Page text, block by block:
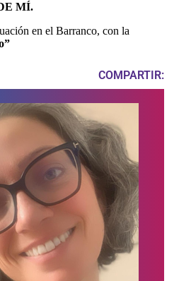
MÍ.
en el Barranco, con la
COMPARTIR: